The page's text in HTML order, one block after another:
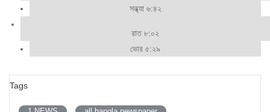
সন্ধ্যা ৬:৪২
রাত ৮:০২
ভোর ৫:২৯
Tags